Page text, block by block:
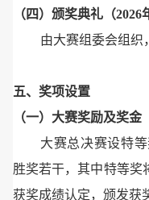
（四）颁奖典礼（2026
由大赛组委会组织
五、奖项设置
（一）大赛奖励及奖金
大赛总决赛设特
胜奖若干，其中特等奖
获奖成绩认定，颁发获